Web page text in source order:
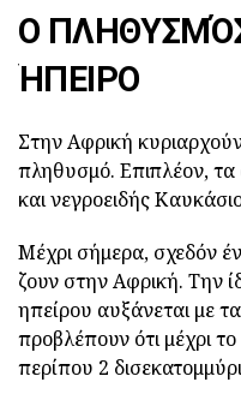
Ο
ΉΠΕΙΡΟ
Στην Αφρική
πληθυσμό. Επιπλέον, τα
και νεγροειδής
Μέχρι σήμερα, σχεδόν
ζουν στην Αφρική. Την
ηπείρου αυξάνεται με
προβλέπουν ότι μέχρι
περίπου 2